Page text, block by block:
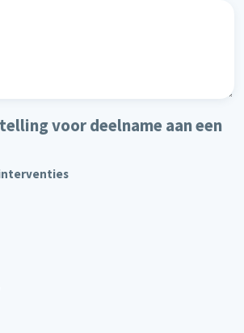
voor deelname aan een